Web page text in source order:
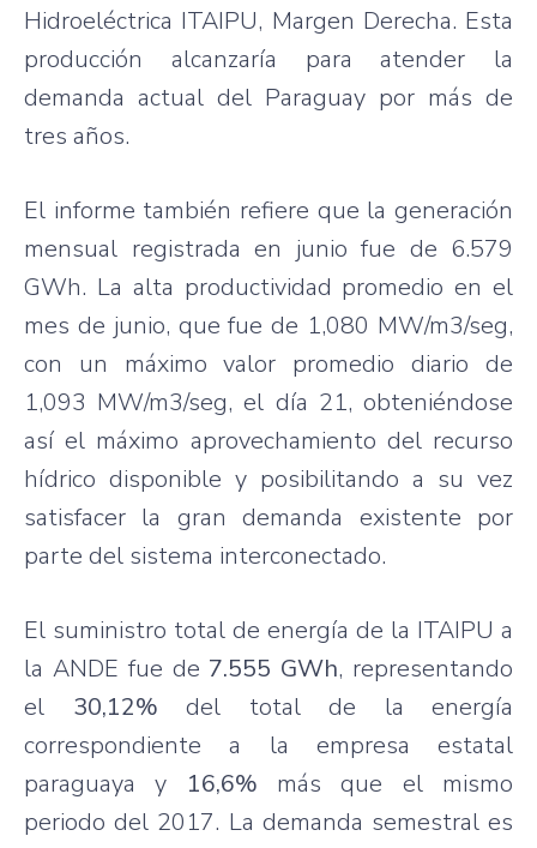
Hidroeléctrica ITAIPU, Margen Derecha. Esta
producción alcanzaría para atender la
demanda actual del Paraguay por más de
tres años.
El informe también refiere que la generación
mensual registrada en junio fue de 6.579
GWh. La alta productividad promedio en el
mes de junio, que fue de 1,080 MW/m3/seg,
con un máximo valor promedio diario de
1,093 MW/m3/seg, el día 21, obteniéndose
así el máximo aprovechamiento del recurso
hídrico disponible y posibilitando a su vez
satisfacer la gran demanda existente por
parte del sistema interconectado.
El suministro total de energía de la ITAIPU a
la ANDE fue de 7.555 GWh, representando
el 30,12% del total de la energía
correspondiente a la empresa estatal
paraguaya y 16,6% más que el mismo
periodo del 2017. La demanda semestral es